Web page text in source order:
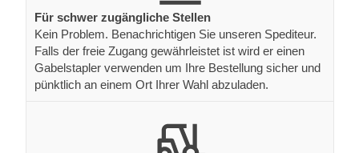
Für schwer zugängliche Stellen
Kein Problem. Benachrichtigen Sie unseren Spediteur.
Falls der freie Zugang gewährleistet ist wird er einen
Gabelstapler verwenden um Ihre Bestellung sicher und
pünktlich an einem Ort Ihrer Wahl abzuladen.